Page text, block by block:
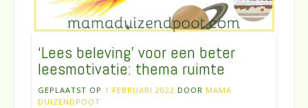
‘Lees beleving’ voor een beter
leesmotivatie: thema ruimte
GEPLAATST OP 1 FEBRUARI 2022 DOOR MAMA
DUIZENDPOOT